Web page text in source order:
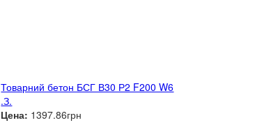
Товарний бетон БСГ В30 Р2 F200 W6
.З.
Цена: 1397.86грн